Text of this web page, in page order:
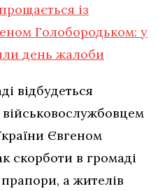
із
Голобородьком: у
день жалоби
відбудеться
Євгеном
скорботи в громаді
а жителів